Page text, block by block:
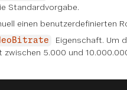
Standardvorgabe.
einen benutzerdefinierten
Eigenschaft. Um
5.000 und